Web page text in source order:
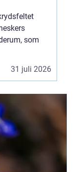
som
31 juli 2026